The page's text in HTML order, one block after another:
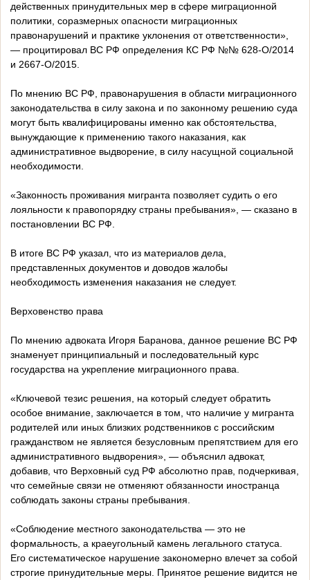
действенных принудительных мер в сфере миграционной
политики, соразмерных опасности миграционных
правонарушений и практике уклонения от ответственности»,
— процитировал ВС РФ определения КС РФ №№ 628-О/2014
и 2667-О/2015.
По мнению ВС РФ, правонарушения в области миграционного
законодательства в силу закона и по законному решению суда
могут быть квалифицированы именно как обстоятельства,
вынуждающие к применению такого наказания, как
административное выдворение, в силу насущной социальной
необходимости.
«Законность проживания мигранта позволяет судить о его
лояльности к правопорядку страны пребывания», — сказано в
постановлении ВС РФ.
В итоге ВС РФ указал, что из материалов дела,
представленных документов и доводов жалобы
необходимость изменения наказания не следует.
Верховенство права
По мнению адвоката Игоря Баранова, данное решение ВС РФ
знаменует принципиальный и последовательный курс
государства на укрепление миграционного права.
«Ключевой тезис решения, на который следует обратить
особое внимание, заключается в том, что наличие у мигранта
родителей или иных близких родственников с российским
гражданством не является безусловным препятствием для его
административного выдворения», — объяснил адвокат,
добавив, что Верховный суд РФ абсолютно прав, подчеркивая,
что семейные связи не отменяют обязанности иностранца
соблюдать законы страны пребывания.
«Соблюдение местного законодательства — это не
формальность, а краеугольный камень легального статуса.
Его систематическое нарушение закономерно влечет за собой
строгие принудительные меры. Принятое решение видится не